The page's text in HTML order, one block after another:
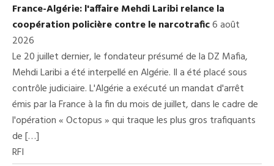
France-Algérie: l'affaire Mehdi Laribi relance la
coopération policière contre le narcotrafic6 août
2026
Le 20 juillet dernier, le fondateur présumé de la DZ Mafia,
Mehdi Laribi a été interpellé en Algérie. Il a été placé sous
contrôle judiciaire. L'Algérie a exécuté un mandat d'arrêt
émis par la France à la fin du mois de juillet, dans le cadre de
l'opération « Octopus » qui traque les plus gros trafiquants
de […]
RFI